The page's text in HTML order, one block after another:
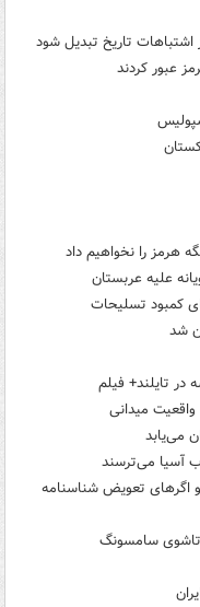
تاریخ تبدیل شود
هرمز را نخواهیم داد
علیه عربستان
کمبود تسلیحات
شد
میدانی
می‌یابد
آسیا می‌ترسند
و اگرهای تعویض شناسنامه
سامسونگ